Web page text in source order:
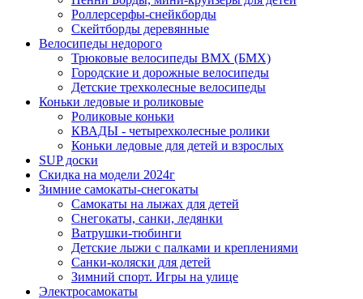
Роллерсерфы-снейкборды
Скейтборды деревянные
Велосипеды недорого
Трюковые велосипеды BMX (БМХ)
Городские и дорожные велосипеды
Детские трехколесные велосипеды
Коньки ледовые и роликовые
Роликовые коньки
КВАДЫ - четырехколесные ролики
Коньки ледовые для детей и взрослых
SUP доски
Скидка на модели 2024г
Зимние самокаты-снегокаты
Самокаты на лыжах для детей
Снегокаты, санки, ледянки
Ватрушки-тюбинги
Детские лыжи с палками и креплениями
Санки-коляски для детей
Зимний спорт. Игры на улице
Электросамокаты